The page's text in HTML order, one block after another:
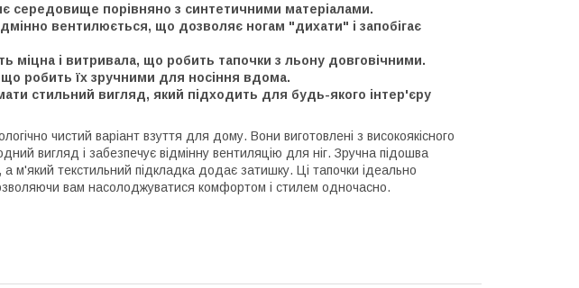
середовище порівняно з синтетичними матеріалами.
вентилюється, що дозволяє ногам "дихати" і запобігає
міцна і витривала, що робить тапочки з льону довговічними.
робить їх зручними для носіння вдома.
стильний вигляд, який підходить для будь-якого інтер'єру
чистий варіант взуття для дому. Вони виготовлені з високоякісного
вигляд і забезпечує відмінну вентиляцію для ніг. Зручна підошва
м'який текстильний підкладка додає затишку. Ці тапочки ідеально
вам насолоджуватися комфортом і стилем одночасно.